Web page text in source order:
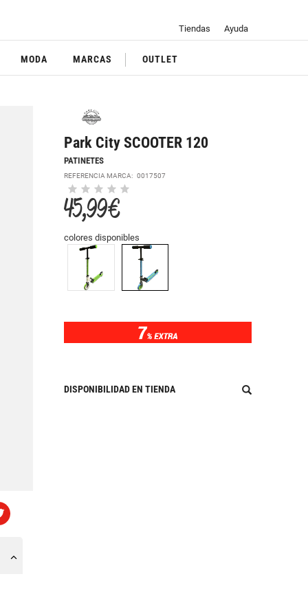
Tiendas Ayuda
MODA MARCAS OUTLET
Park City SCOOTER 120
PATINETES
REFERENCIA MARCA:0017507
45,99 €
colores disponibles
DISPONIBILIDAD EN TIENDA